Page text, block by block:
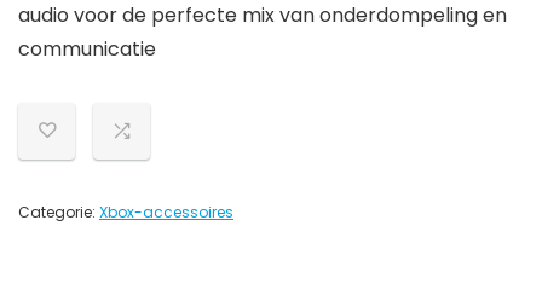
audio voor de perfecte mix van onderdompeling en
communicatie
Categorie: Xbox-accessoires